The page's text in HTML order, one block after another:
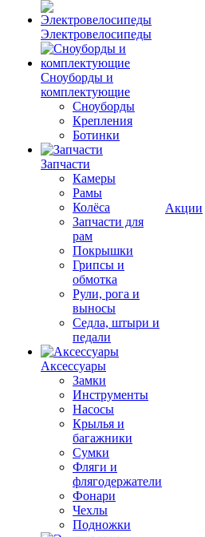
Электровелосипеды
Cноуборды и
комплектующие
Сноуборды
Крепления
Ботинки
Запчасти
Камеры
Рамы
Колёса
Запчасти для
рам
Покрышки
Грипсы и
обмотка
Рули, рога и
выносы
Седла, штыри и
педали
Аксессуары
Замки
Инструменты
Насосы
Крылья и
багажники
Сумки
Фляги и
флягодержатели
Фонари
Чехлы
Подножки
Акции